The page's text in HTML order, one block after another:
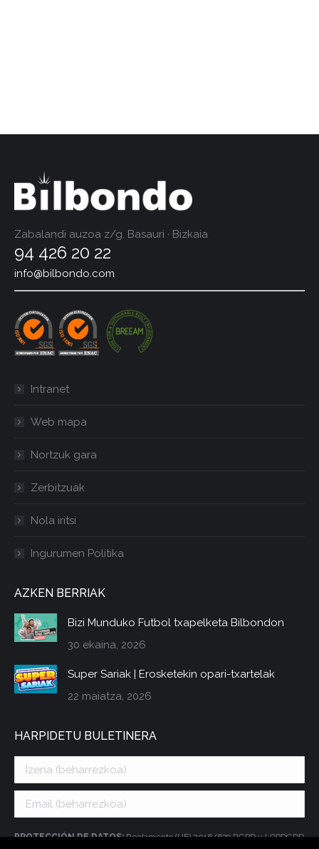
Zabalandi auzoa z/g. Basauri · Bizkaia
94 426 20 22
info@bilbondo.com
Intranet
Web mapa
Nortzuk gara
Zerbitzuak
Nola iritsi
Ingurumen Politika
AZKEN BERRIAK
Bizi Munduko Futbol txapelketa Bilbondon
30 ekaina, 2026
Super Sariak | Erosketekin opari-txartelak
22 maiatza, 2026
HARPIDETU BULETINERA
PROTECCIÓN DE DATOS:Reglamento (UE) 2016/679 RGPD y LOPDGDD